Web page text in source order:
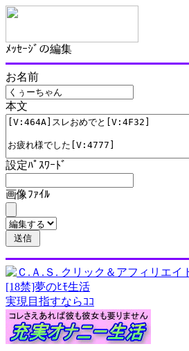
ﾒｯｾｰｼﾞの編集
お名前
本文
設定ﾊﾟｽﾜｰﾄﾞ
画像ﾌｧｲﾙ
[18禁]夢のﾋﾓ生活
実現目指すならｺｺ